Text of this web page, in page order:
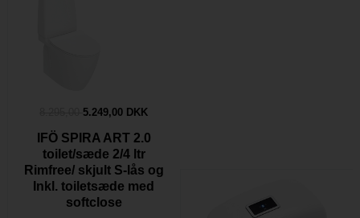
5.249,00 DKK
IFÖ SPIRA ART 2.0
toilet/sæde 2/4 ltr
Rimfree/ skjult S-lås og
Inkl. toiletsæde med
softclose